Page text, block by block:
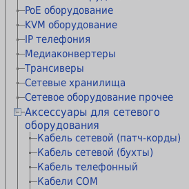
Патч-панели
Вентиляторные модули
Блоки распределения питания
Кабельные органайзеры
Полки для шкафов
Аксессуары для шкафов и стоек
PoE оборудование
KVM оборудование
IP телефония
Медиаконвертеры
Трансиверы
Сетевые хранилища
Сетевое оборудование прочее
Аксессуары для сетевого
оборудования
Кабель сетевой (патч-корды)
Кабель сетевой (бухты)
Кабель телефонный
Кабели COM